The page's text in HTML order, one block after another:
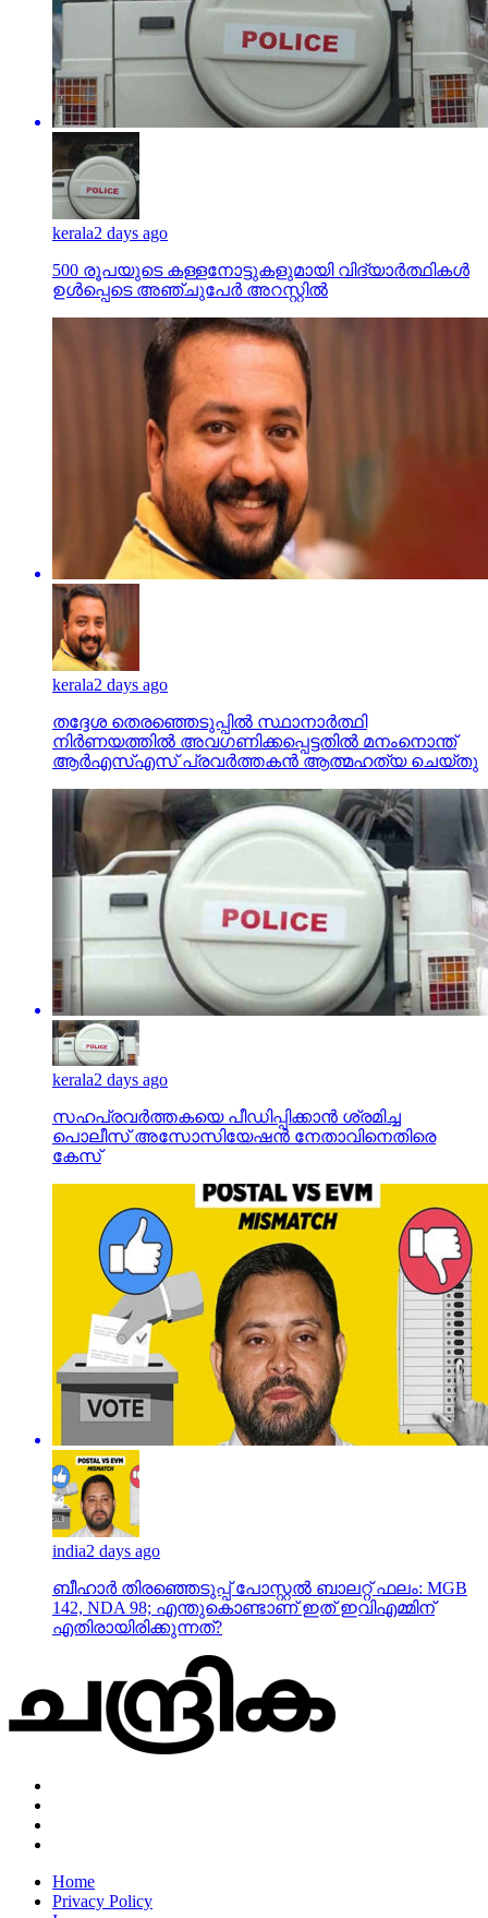
kerala2 days ago
500 രൂപയുടെ കള്ളനോട്ടുകളുമായി വിദ്യാര്‍ത്ഥികള്‍
ഉള്‍പ്പെടെ അഞ്ചുപേര്‍ അറസ്റ്റില്‍
kerala2 days ago
തദ്ദേശ തെരഞ്ഞെടുപ്പില്‍ സ്ഥാനാര്‍ത്ഥി
നിര്‍ണയത്തില്‍ അവഗണിക്കപ്പെട്ടതില്‍ മനംനൊന്ത്
ആര്‍എസ്എസ് പ്രവര്‍ത്തകന്‍ ആത്മഹത്യ ചെയ്തു
kerala2 days ago
സഹപ്രവര്‍ത്തകയെ പീഡിപ്പിക്കാന്‍ ശ്രമിച്ച
പൊലീസ് അസോസിയേഷന്‍ നേതാവിനെതിരെ
കേസ്
india2 days ago
ബീഹാർ തിരഞ്ഞെടുപ്പ് പോസ്റ്റൽ ബാലറ്റ് ഫലം: MGB
142, NDA 98; എന്തുകൊണ്ടാണ് ഇത് ഇവിഎമ്മിന്
എതിരായിരിക്കുന്നത്?
Home
Privacy Policy